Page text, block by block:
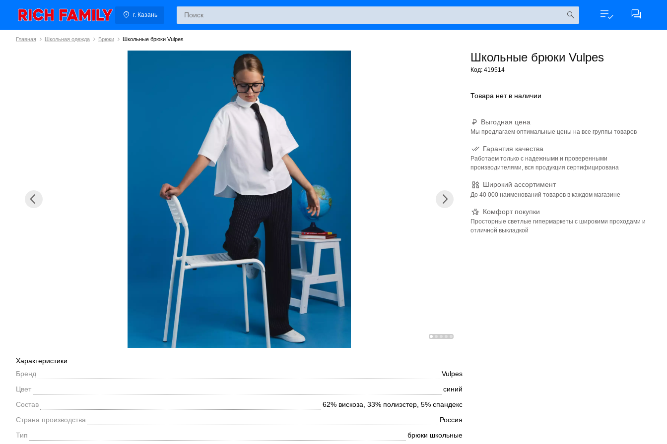
г. Казань
Главная Школьная одежда Брюки Школьные брюки Vulpes
Школьные брюки Vulpes
Код: 419514
Товара нет в наличии
Выгодная цена
Мы предлагаем оптимальные цены на все группы товаров
Гарантия качества
Работаем только с надежными и проверенными
производителями, вся продукция сертифицирована
Широкий ассортимент
До 40 000 наименований товаров в каждом магазине
Комфорт покупки
Просторные светлые гипермаркеты с широкими проходами и
отличной выкладкой
Характеристики
Бренд
Vulpes
Цвет
синий
Состав
62% вискоза, 33% полиэстер, 5% спандекс
Страна производства
Россия
Тип
брюки школьные